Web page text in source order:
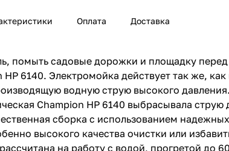
Оплата Доставка
помыть садовые дорожки и площадку
НР 6140. Электромойка действует так же,
водную струю высокого
Champion НР 6140 выбрасывала
сборка с использованием
высокого качества очистки или
на работу с водой, прогретой до